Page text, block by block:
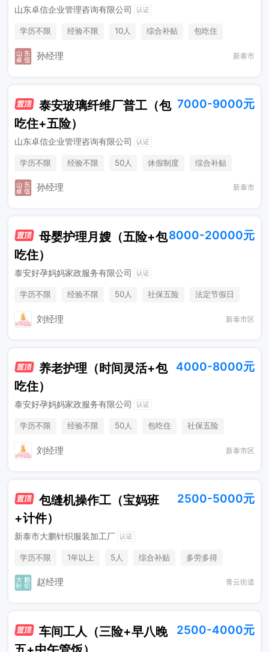
山东卓信企业管理咨询有限公司 认证
学历不限 经验不限 10人 综合补贴
包吃住
奖励计划
孙经理 新泰市
泰安玻璃纤维厂普工（包
吃住+五险）
7000-9000元
山东卓信企业管理咨询有限公司 认证
学历不限 经验不限 50人 休假制度
综合补贴
包吃住
孙经理 新泰市
母婴护理月嫂（五险+包
吃住）
8000-20000元
泰安好孕妈妈家政服务有限公司 认证
学历不限 经验不限 50人 社保五险
法定节假日
刘经理 新泰市区
养老护理（时间灵活+包
吃住）
4000-8000元
泰安好孕妈妈家政服务有限公司 认证
学历不限 经验不限 50人 包吃住
社保五险
节日福利
刘经理 新泰市区
包缝机操作工（宝妈班
+计件）
2500-5000元
新泰市大鹏针织服装加工厂 认证
学历不限 1年以上 5人 综合补贴 多劳多得
赵经理 青云街道
车间工人（三险+早八晚
2500-4000元